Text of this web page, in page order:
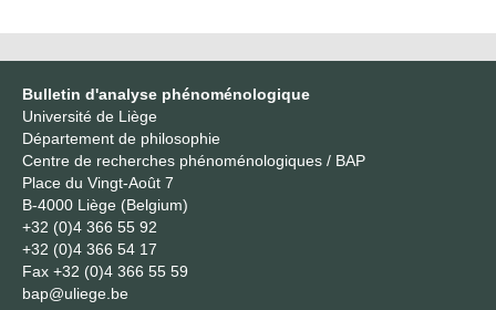
Bulletin d'analyse phénoménologique
Université de Liège
Département de philosophie
Centre de recherches phénoménologiques / BAP
Place du Vingt-Août 7
B-4000 Liège (Belgium)
+32 (0)4 366 55 92
+32 (0)4 366 54 17
Fax +32 (0)4 366 55 59
bap@uliege.be